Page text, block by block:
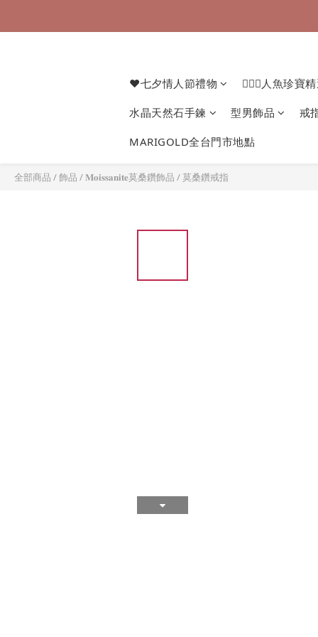
❤七夕情人節禮物 🧜🏻‍♀️人魚珍寶
水晶天然石手鍊 型男飾品 戒
MARIGOLD全台門市地點
全部商品 /飾品 /𝐌𝐨𝐢𝐬𝐬𝐚𝐧𝐢𝐭𝐞莫桑鑽飾品 /莫桑鑽戒指